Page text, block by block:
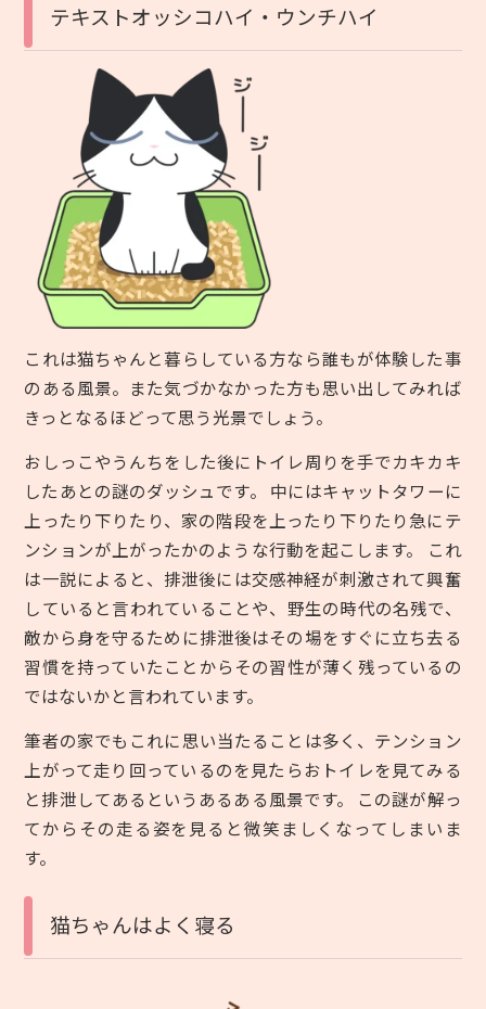
テキストオッシコハイ・ウンチハイ
これは猫ちゃんと暮らしている方なら誰もが体験した事
のある風景。また気づかなかった方も思い出してみれば
きっとなるほどって思う光景でしょう。
おしっこやうんちをした後にトイレ周りを手でカキカキ
したあとの謎のダッシュです。 中にはキャットタワーに
上ったり下りたり、家の階段を上ったり下りたり急にテ
ンションが上がったかのような行動を起こします。 これ
は一説によると、排泄後には交感神経が刺激されて興奮
していると言われていることや、野生の時代の名残で、
敵から身を守るために排泄後はその場をすぐに立ち去る
習慣を持っていたことからその習性が薄く残っているの
ではないかと言われています。
筆者の家でもこれに思い当たることは多く、テンション
上がって走り回っているのを見たらおトイレを見てみる
と排泄してあるというあるある風景です。 この謎が解っ
てからその走る姿を見ると微笑ましくなってしまいま
す。
猫ちゃんはよく寝る